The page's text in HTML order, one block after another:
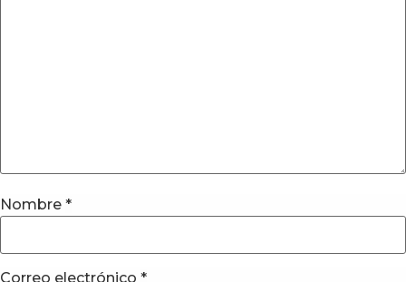
Nombre *
Correo electrónico *